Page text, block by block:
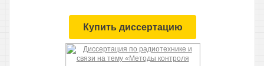
Купить диссертацию